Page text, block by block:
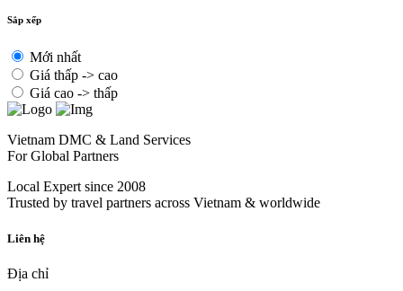
Sắp xếp
Mới nhất
Giá thấp -> cao
Giá cao -> thấp
Vietnam DMC & Land Services
For Global Partners
Local Expert since 2008
Trusted by travel partners across Vietnam & worldwide
Liên hệ
Địa chỉ